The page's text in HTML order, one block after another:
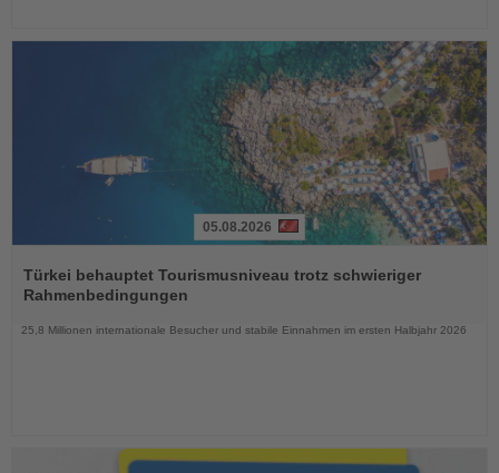
Sie
die
05.08.2026
Türkei behauptet Tourismusniveau trotz schwieriger
Rahmenbedingungen
25,8 Millionen internationale Besucher und stabile Einnahmen im ersten Halbjahr 2026